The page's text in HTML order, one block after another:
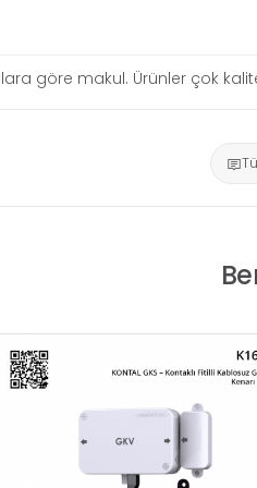
göre makul. Ürünler çok